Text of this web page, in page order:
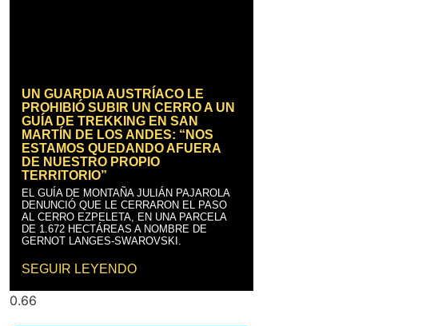
UN GUARDIA AUSTRÍACO LE
PROHIBIÓ SUBIR UN CERRO A UN
GUÍA DE TREKKING EN SAN
MARTÍN DE LOS ANDES: “NOS
ESTAMOS QUEDANDO AFUERA
DE NUESTRO PROPIO
TERRITORIO”
EL GUÍA DE MONTAÑA JULIÁN PAJAROLA
DENUNCIÓ QUE LE CERRARON EL PASO
AL CERRO EZPELETA, EN UNA PARCELA
DE 1.672 HECTÁREAS A NOMBRE DE
GERNOT LANGES-SWAROVSKI.
SEGUIR LEYENDO